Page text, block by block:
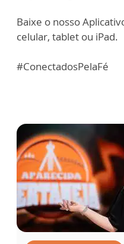
Baixe o nosso
celular, tablet ou iPad.
#ConectadosPelaFé